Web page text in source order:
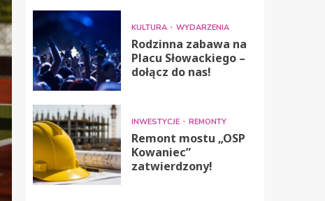
KULTURA WYDARZENIA
Rodzinna zabawa na
Placu Słowackiego –
dołącz do nas!
INWESTYCJE REMONTY
Remont mostu „OSP
Kowaniec”
zatwierdzony!